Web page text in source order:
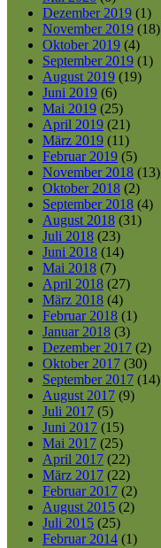
Dezember 2019 (1)
November 2019 (18)
Oktober 2019 (4)
September 2019 (1)
August 2019 (19)
Juni 2019 (6)
Mai 2019 (25)
April 2019 (21)
März 2019 (11)
Februar 2019 (5)
November 2018 (13)
Oktober 2018 (2)
September 2018 (4)
August 2018 (31)
Juli 2018 (23)
Juni 2018 (14)
Mai 2018 (7)
April 2018 (27)
März 2018 (4)
Februar 2018 (1)
Januar 2018 (3)
Dezember 2017 (2)
Oktober 2017 (30)
September 2017 (14)
August 2017 (9)
Juli 2017 (5)
Juni 2017 (15)
Mai 2017 (25)
April 2017 (22)
März 2017 (22)
Februar 2017 (2)
August 2015 (2)
Juli 2015 (25)
Februar 2014 (1)